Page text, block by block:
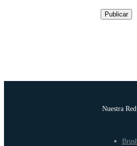
Publicar
Nuestra Red